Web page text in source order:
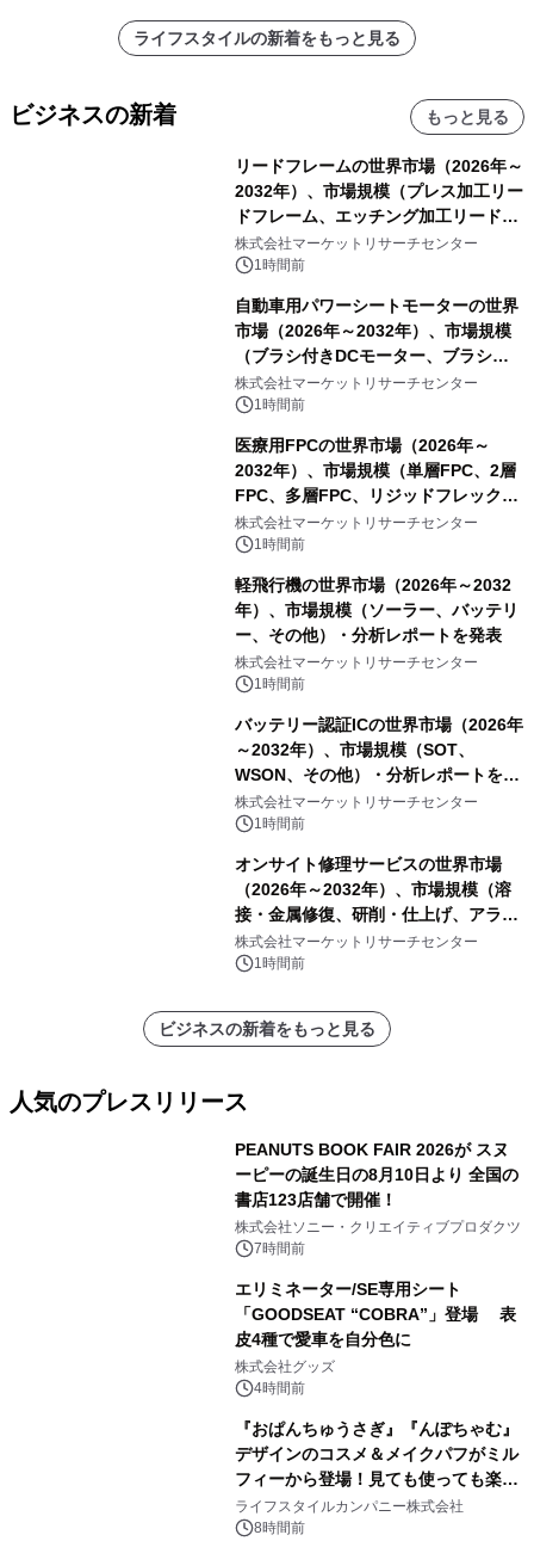
ライフスタイルの新着をもっと見る
ビジネスの新着 もっと見る
リードフレームの世界市場（2026年～
2032年）、市場規模（プレス加工リー
ドフレーム、エッチング加工リードフ
レーム）・分析レポートを発表
株式会社マーケットリサーチセンター
1時間前
自動車用パワーシートモーターの世界
市場（2026年～2032年）、市場規模
（ブラシ付きDCモーター、ブラシレ
スDCモーター）・分析レポートを発
表
株式会社マーケットリサーチセンター
1時間前
医療用FPCの世界市場（2026年～
2032年）、市場規模（単層FPC、2層
FPC、多層FPC、リジッドフレックス
PCB）・分析レポートを発表
株式会社マーケットリサーチセンター
1時間前
軽飛行機の世界市場（2026年～2032
年）、市場規模（ソーラー、バッテリ
ー、その他）・分析レポートを発表
株式会社マーケットリサーチセンター
1時間前
バッテリー認証ICの世界市場（2026年
～2032年）、市場規模（SOT、
WSON、その他）・分析レポートを発
表
株式会社マーケットリサーチセンター
1時間前
オンサイト修理サービスの世界市場
（2026年～2032年）、市場規模（溶
接・金属修復、研削・仕上げ、アライ
メント、その他）・分析レポートを発
表
株式会社マーケットリサーチセンター
1時間前
ビジネスの新着をもっと見る
人気のプレスリリース
PEANUTS BOOK FAIR 2026が スヌ
ーピーの誕生日の8月10日より 全国の
書店123店舗で開催！
株式会社ソニー・クリエイティブプロダクツ
7時間前
エリミネーター/SE専用シート
「GOODSEAT “COBRA”」登場 表
皮4種で愛車を自分色に
株式会社グッズ
4時間前
『おぱんちゅうさぎ』『んぽちゃむ』
デザインのコスメ＆メイクパフがミル
フィーから登場！見ても使っても楽し
い、ポップでキュートなコレクショ
ン。
ライフスタイルカンパニー株式会社
8時間前